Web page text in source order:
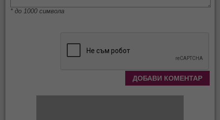
* до 1000 символа